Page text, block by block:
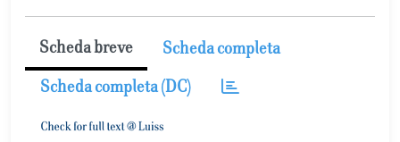
Scheda breve Scheda completa
Scheda completa (DC)